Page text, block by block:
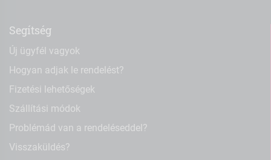
Segítség
Új ügyfél vagyok
Hogyan adjak le rendelést?
Fizetési lehetőségek
Szállítási módok
Problémád van a rendeléseddel?
Visszaküldés?